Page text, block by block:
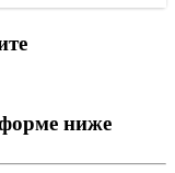
ниже